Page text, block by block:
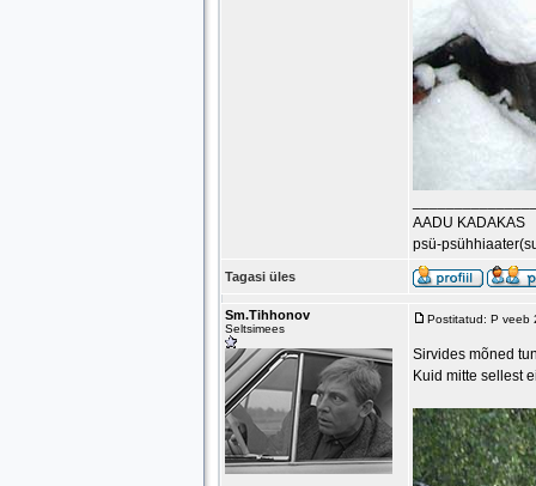
AADU KADAKAS
psü-
Tagasi üles
Sm.Tihhonov
Seltsimees
Postitatud: P veeb
Sirvides mõned
Kuid mitte sellest